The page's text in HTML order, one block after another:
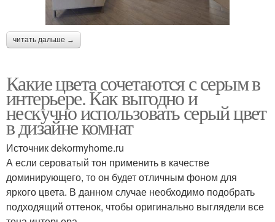
читать дальше →
Какие цвета сочетаются с серым в
интерьере. Как выгодно и
нескучно использовать серый цвет
в дизайне комнат
Источник dekormyhome.ru
А если сероватый тон применить в качестве
доминирующего, то он будет отличным фоном для
яркого цвета. В данном случае необходимо подобрать
подходящий оттенок, чтобы оригинально выглядели все